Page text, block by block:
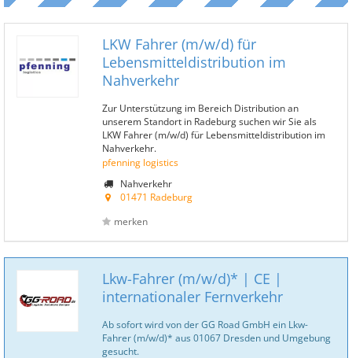
LKW Fahrer (m/w/d) für
Lebensmitteldistribution im
Nahverkehr
Zur Unterstützung im Bereich Distribution an
unserem Standort in Radeburg suchen wir Sie als
LKW Fahrer (m/w/d) für Lebensmitteldistribution im
Nahverkehr.
pfenning logistics
Nahverkehr
01471 Radeburg
merken
Lkw-Fahrer (m/w/d)* | CE |
internationaler Fernverkehr
Ab sofort wird von der GG Road GmbH ein Lkw-
Fahrer (m/w/d)* aus 01067 Dresden und Umgebung
gesucht.